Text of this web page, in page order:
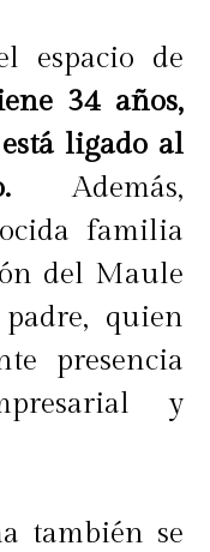
espacio de
34 años,
ligado al
Además,
familia
del Maule
quien
presencia
y
también se